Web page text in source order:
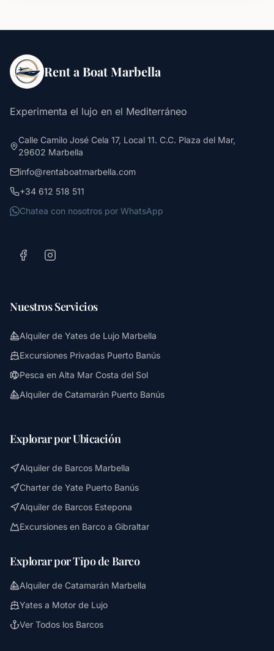
Rent a Boat Marbella
Experimenta el lujo en el Mediterráneo
Calle Camilo José Cela 17, Local 11. C.C. Plaza del Mar,
29602 Marbella
info@rentaboatmarbella.com
+34 612 518 511
Chatea con nosotros por WhatsApp
Nuestros Servicios
Alquiler de Yates de Lujo Marbella
Excursiones Privadas Puerto Banús
Pesca en Alta Mar Costa del Sol
Alquiler de Catamarán Puerto Banús
Explorar por Ubicación
Alquiler de Barcos Marbella
Charter de Yate Puerto Banús
Alquiler de Barcos Estepona
Excursiones en Barco a Gibraltar
Explorar por Tipo de Barco
Alquiler de Catamarán Marbella
Yates a Motor de Lujo
Ver Todos los Barcos